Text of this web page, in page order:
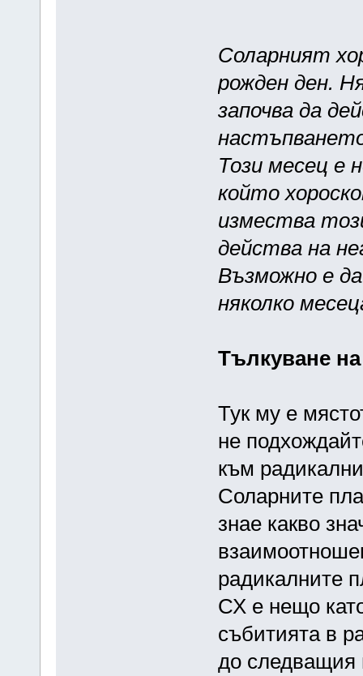
Соларният
рожден ден.
започва да
Този месец е
който
измества
действа на
Възможно е
няколко
Тълкуване
Тук му е
не
към
Соларните
знае какво
радикалните
СХ е нещо
събитията в
до следващия